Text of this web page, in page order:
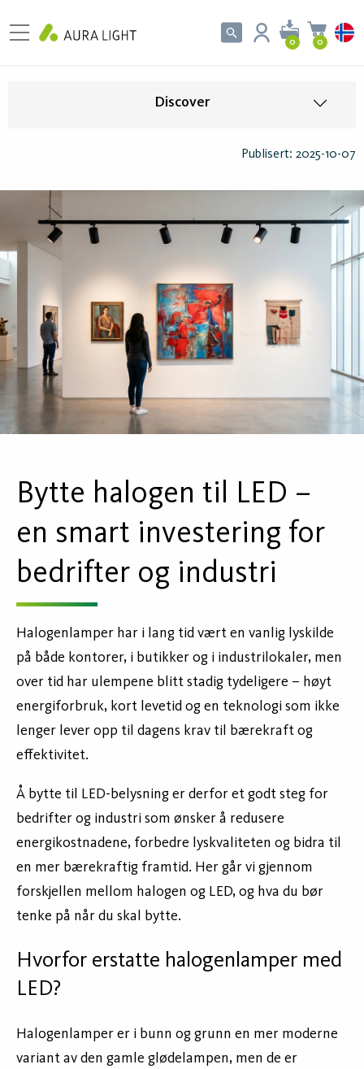
0 0
Discover
Publisert: 2025-10-07
Bytte halogen til LED –
en smart investering for
bedrifter og industri
Halogenlamper har i lang tid vært en vanlig lyskilde
på både kontorer, i butikker og i industrilokaler, men
over tid har ulempene blitt stadig tydeligere – høyt
energiforbruk, kort levetid og en teknologi som ikke
lenger lever opp til dagens krav til bærekraft og
effektivitet.
Å bytte til LED-belysning er derfor et godt steg for
bedrifter og industri som ønsker å redusere
energikostnadene, forbedre lyskvaliteten og bidra til
en mer bærekraftig framtid. Her går vi gjennom
forskjellen mellom halogen og LED, og hva du bør
tenke på når du skal bytte.
Hvorfor erstatte halogenlamper med
LED?
Halogenlamper er i bunn og grunn en mer moderne
variant av den gamle glødelampen, men de er